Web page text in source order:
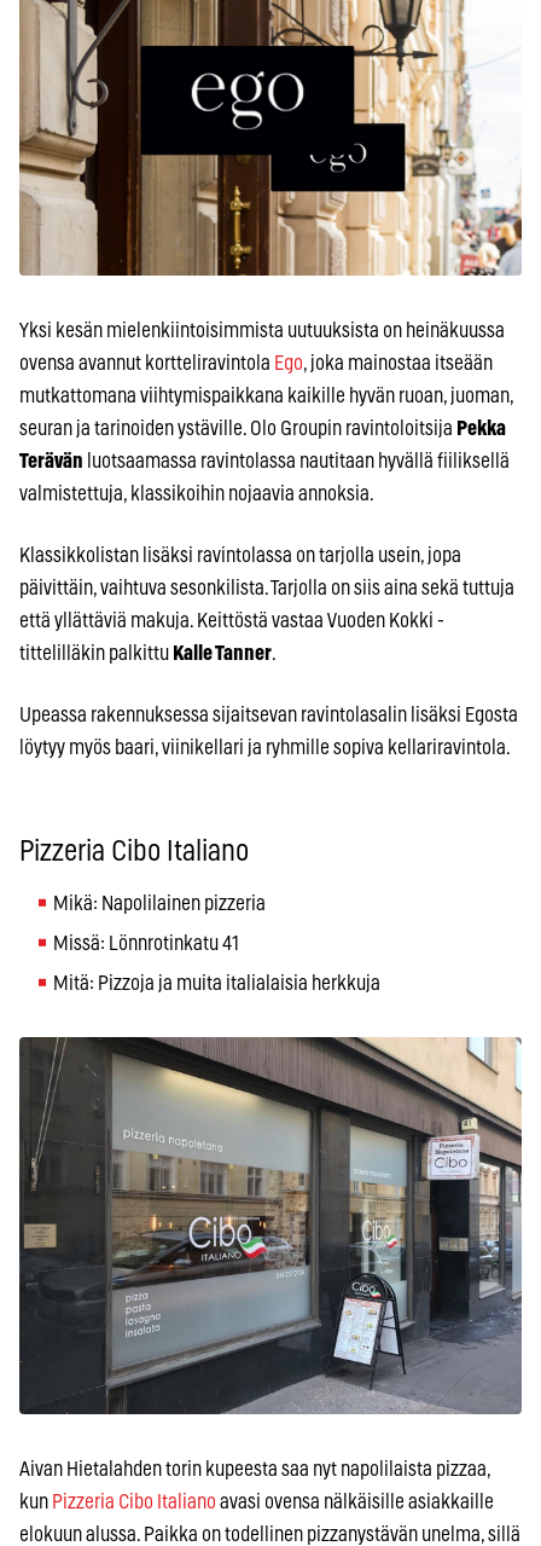
Yksi kesän mielenkiintoisimmista uutuuksista on heinäkuussa
ovensa avannut kortteliravintola Ego, joka mainostaa itseään
mutkattomana viihtymispaikkana kaikille hyvän ruoan, juoman,
seuran ja tarinoiden ystäville. Olo Groupin ravintoloitsija Pekka
Terävän luotsaamassa ravintolassa nautitaan hyvällä fiiliksellä
valmistettuja, klassikoihin nojaavia annoksia.
Klassikkolistan lisäksi ravintolassa on tarjolla usein, jopa
päivittäin, vaihtuva sesonkilista. Tarjolla on siis aina sekä tuttuja
että yllättäviä makuja. Keittöstä vastaa Vuoden Kokki -
tittelilläkin palkittu Kalle Tanner.
Upeassa rakennuksessa sijaitsevan ravintolasalin lisäksi Egosta
löytyy myös baari, viinikellari ja ryhmille sopiva kellariravintola.
Pizzeria Cibo Italiano
Mikä: Napolilainen pizzeria
Missä: Lönnrotinkatu 41
Mitä: Pizzoja ja muita italialaisia herkkuja
Aivan Hietalahden torin kupeesta saa nyt napolilaista pizzaa,
kun Pizzeria Cibo Italiano avasi ovensa nälkäisille asiakkaille
elokuun alussa. Paikka on todellinen pizzanystävän unelma, sillä